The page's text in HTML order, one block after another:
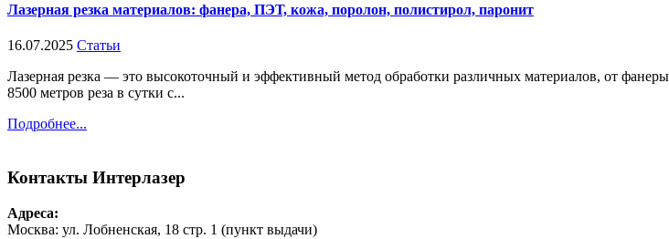
Лазерная резка материалов: фанера, ПЭТ, кожа, поролон, полистирол, паронит
16.07.2025 Статьи
Лазерная резка — это высокоточный и эффективный метод обработки различных материалов, от
8500 метров реза в сутки с...
Подробнее...
Контакты Интерлазер
Адреса:
Москва: ул. Лобненская, 18 стр. 1 (пункт выдачи)